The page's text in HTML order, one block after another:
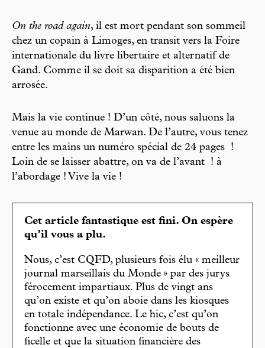
On the road again, il est mort pendant son sommeil
chez un copain à Limoges, en transit vers la Foire
internationale du livre libertaire et alternatif de
Gand. Comme il se doit sa disparition a été bien
arrosée.
Mais la vie continue ! D’un côté, nous saluons la
venue au monde de Marwan. De l’autre, vous tenez
entre les mains un numéro spécial de 24 pages !
Loin de se laisser abattre, on va de l’avant ! à
l’abordage ! Vive la vie !
Cet article fantastique est fini. On espère
qu’il vous a plu.
Nous, c’est CQFD, plusieurs fois élu « meilleur
journal marseillais du Monde » par des jurys
férocement impartiaux. Plus de vingt ans
qu’on existe et qu’on aboie dans les kiosques
en totale indépendance. Le hic, c’est qu’on
fonctionne avec une économie de bouts de
ficelle et que la situation financière des